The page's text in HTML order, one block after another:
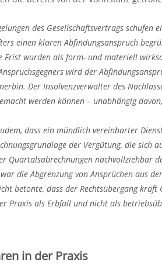
des Gesellschaftsvertrags schufen
einen klaren Abfindungsanspruch
wurden als form- und materiell
wird der
Der Insolvenzverwalter des
werden können – unabhängig
dass ein mündlich vereinbarter
der Vergütung, die sich
Quartalsabrechnungen nachvollziehbar
die Abgrenzung von Ansprüchen aus
betonte, dass der Rechtsübergang kraft
Praxis als Erbfall und nicht als
in der Praxis